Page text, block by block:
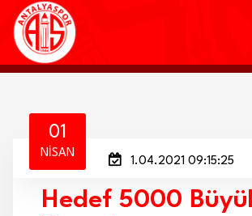
KULÜP
AKADEMİ
01
NISAN
1.04.2021 09:15:25
Hedef 5000